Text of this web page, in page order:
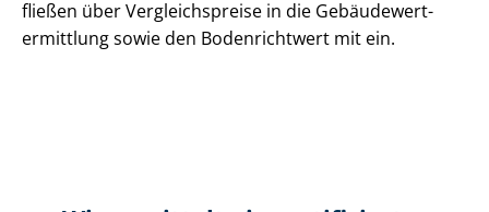
fließen über Ver­gleichs­prei­se in die Ge­bäu­de­wert­
ermitt­lung sowie den Bodenrichtwert mit ein.